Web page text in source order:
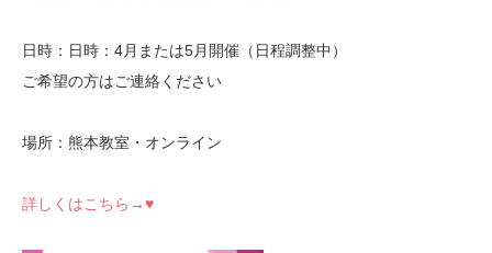
日時：日時：4月または5月開催（日程調整中）
ご希望の方はご連絡ください
場所：熊本教室・オンライン
詳しくはこちら→♥